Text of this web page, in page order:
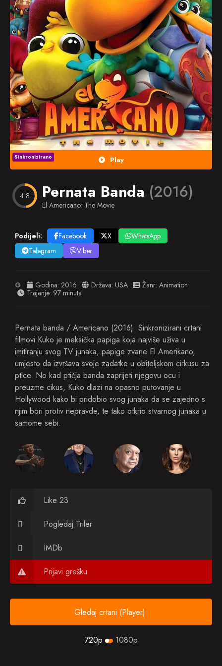
Popularno
Nasumično
Favorites
Play
Sinkronizirano
4.8 Pernata Banda (2016)
El Americano: The Movie
Podijeli: Facebook X
WhatsApp
Telegram
Viber
G Godina: 2016 Država: USA Žanr: Animation
Trajanje: 97 minuta
Pernata banda / Americano (2016) Sinkronizirani crtani
filmovi Kuko je meksička papiga koja najviše uživa u
imitiranju svog TV junaka, papige zvane El Amerikano,
umjesto da izvršava svoje zadatke u obiteljskom cirkusu za
ptice. No kad ptičja banda zaprijeti njegovu ocu i
preuzme cikus, Kuko dlazi na opasno putovanje u
Hollywood kako bi pridobio svog junaka da se zajedno s
njim bori protiv nepravde, te tako otkrio stvarnog junaka u
samome sebi.
Like 23
Pogledaj Triler
IMDb
Prijavi grešku
Gledaj crtani (Player)
720p 1080p